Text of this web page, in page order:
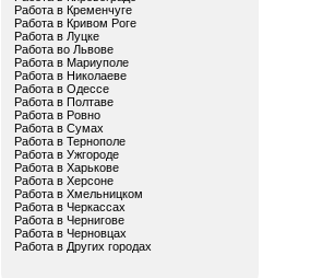
Работа в Кременчуге
Работа в Кривом Роге
Работа в Луцке
Работа во Львове
Работа в Мариуполе
Работа в Николаеве
Работа в Одессе
Работа в Полтаве
Работа в Ровно
Работа в Сумах
Работа в Тернополе
Работа в Ужгороде
Работа в Харькове
Работа в Херсоне
Работа в Хмельницком
Работа в Черкассах
Работа в Чернигове
Работа в Черновцах
Работа в Других городах